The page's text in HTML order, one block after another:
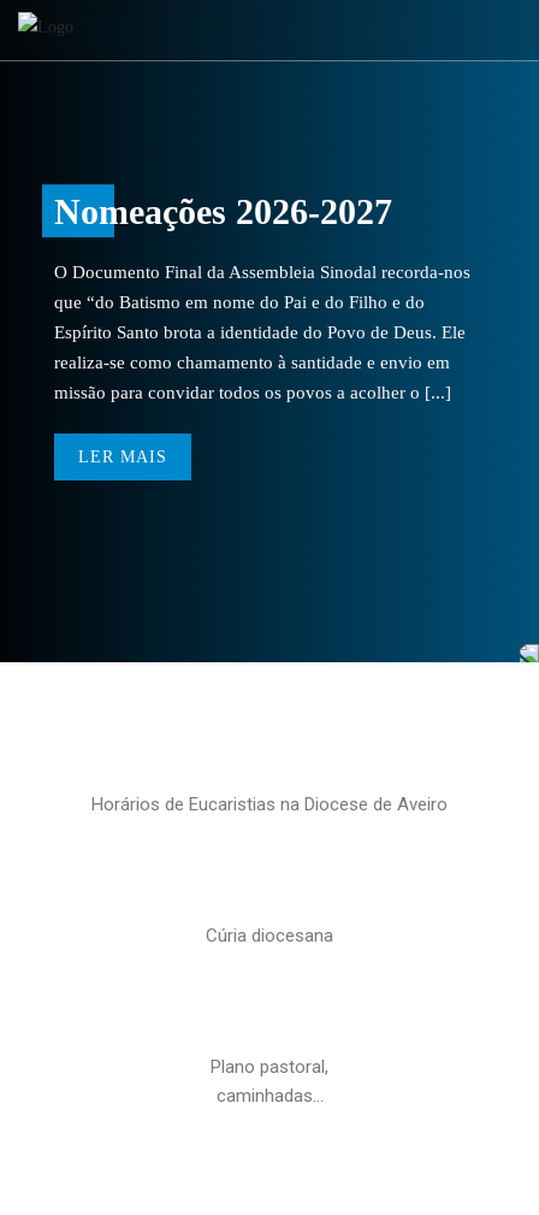
Nomeações 2026-2027
O Documento Final da Assembleia Sinodal recorda-nos
que “do Batismo em nome do Pai e do Filho e do
Espírito Santo brota a identidade do Povo de Deus. Ele
realiza-se como chamamento à santidade e envio em
missão para convidar todos os povos a acolher o [...]
LER MAIS
Horários de Eucaristias na Diocese de Aveiro
Cúria diocesana
Plano pastoral,
caminhadas…